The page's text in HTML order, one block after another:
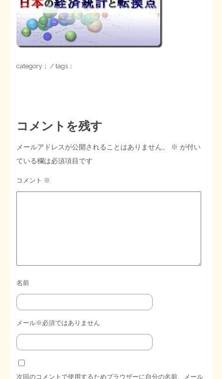
シン財源はあなたです／合同誌／旧・サブカル分室
日本経済を解説するヤンキー／MIHANAマンガ／旧・財研出版
マネクリ戦士 RED & BLACK
MMTの学習資料
STOPインボイス作品集
会計報告
会計報告
category： / tags：
コメントを残す
メールアドレスが公開されることはありません。 ※ が付い
ている欄は必須項目です
コメント ※
名前
メール※必須ではありません
次回のコメントで使用するためブラウザーに自分の名前、メール